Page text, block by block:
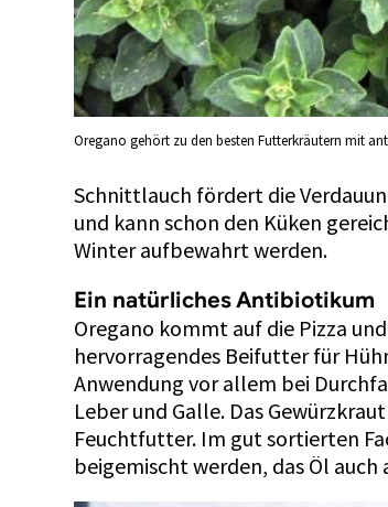
Oregano gehört zu den besten Futterkräutern mit
Schnittlauch fördert die
und kann schon den Küken
Winter aufbewahrt werden.
Ein natürliches Antibiotikum
Oregano kommt auf die Pizza
hervorragendes Beifutter für
Anwendung vor allem bei
Leber und Galle. Das
Feuchtfutter. Im gut sortierten
beigemischt werden, das Öl auch